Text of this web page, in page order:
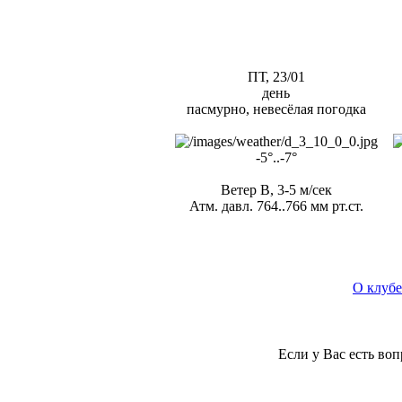
ПТ, 23/01
день
пасмурно, невесёлая погодка
-5°..-7°
Ветер В, 3-5 м/сек
Атм. давл. 764..766 мм рт.ст.
О клубе
Если у Вас есть